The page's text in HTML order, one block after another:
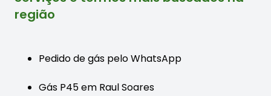
região
Pedido de gás pelo WhatsApp
Gás P45 em Raul Soares